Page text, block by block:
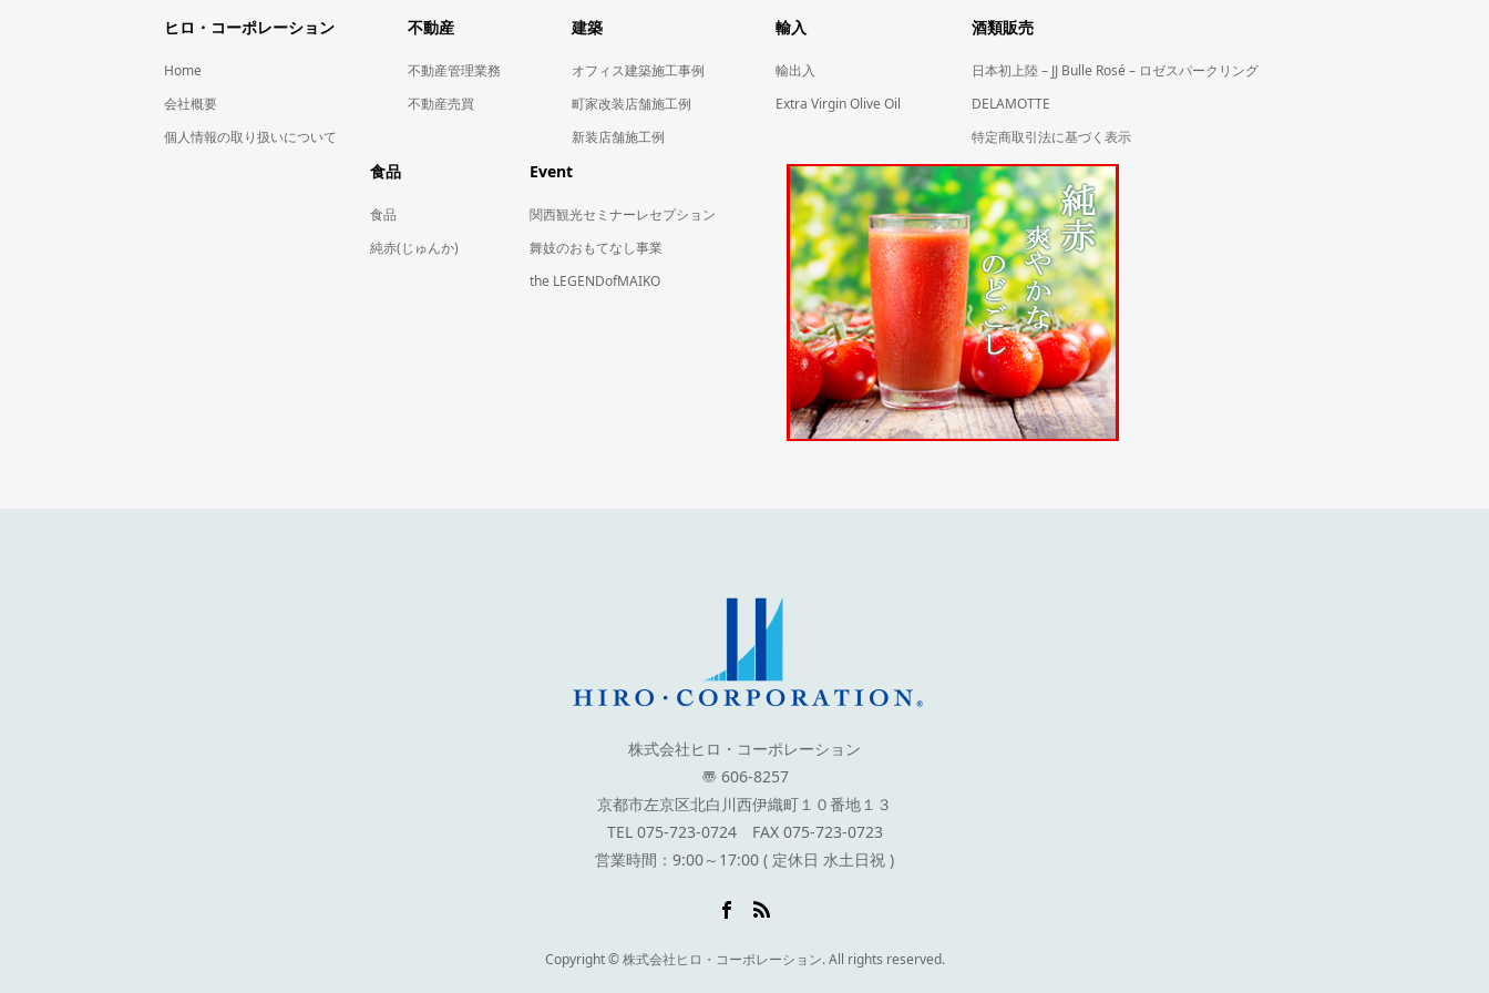
ヒロ・コーポレーション
Home
会社概要
個人情報の取り扱いについて
不動産
不動産管理業務
不動産売買
建築
オフィス建築施工事例
町家改装店舗施工例
新装店舗施工例
輸入
輸出入
Extra Virgin Olive Oil
酒類販売
日本初上陸 – JJ Bulle Rosé – ロゼスパークリング
DELAMOTTE
特定商取引法に基づく表示
食品
食品
純赤(じゅんか)
Event
関西観光セミナーレセプション
舞妓のおもてなし事業
the LEGENDofMAIKO
株式会社ヒロ・コーポレーション
〠 606-8257
京都市左京区北白川西伊織町１０番地１３
TEL 075-723-0724 FAX 075-723-0723
営業時間：9:00～17:00 ( 定休日 水土日祝 )
Copyright © 株式会社ヒロ・コーポレーション. All rights reserved.